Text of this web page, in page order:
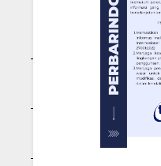
Ketua Bid.
Organisasi &
Keanggotaan
Ketua Bid.
Pendidikan
Ketua Bid.
Dana & Usaha